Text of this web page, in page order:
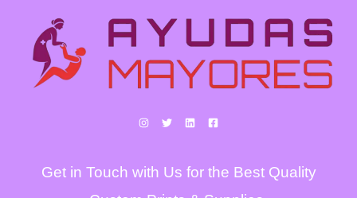
Get in Touch with Us for the Best Quality